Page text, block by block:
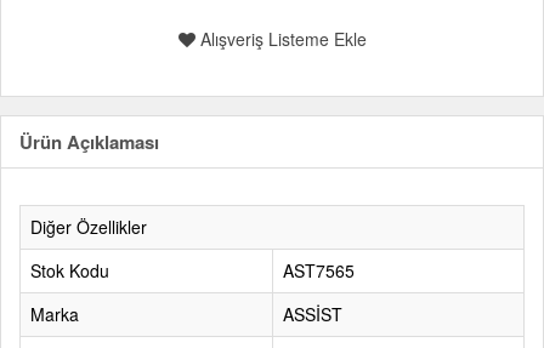
Alışveriş Listeme Ekle
Ürün Açıklaması
Diğer Özellikler
Stok Kodu
AST7565
Marka
ASSİST